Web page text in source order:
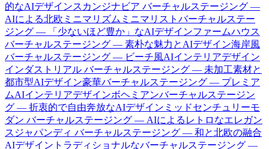
的なAIデザインスカンジナビア バーチャルステージング —
AIによる北欧ミニマリズム ミニマリストバーチャルステー
ジング — 「少ないほど豊か」なAIデザインファームハウス
バーチャルステージング — 素朴な魅力とAIデザイン海岸風
バーチャルステージング — ビーチ風AIインテリアデザイン
インダストリアル バーチャルステージング — 未加工素材と
都市型AIデザイン豪華バーチャルステージング — プレミア
ムAIインテリアデザインボヘミアンバーチャルステージン
グ — 折衷的で自由奔放なAIデザイン ミッドセンチュリーモ
ダン バーチャルステージング — AIによるレトロなエレガン
ス ジャパンディ バーチャルステージング — 和と北欧の融合
AIデザイン トラディショナルなバーチャルステージング —